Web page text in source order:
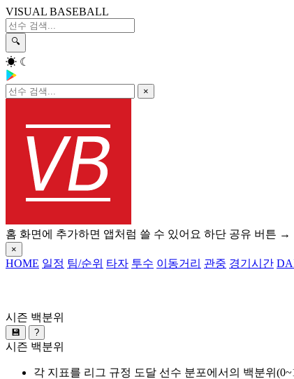
VISUAL BASEBALL
🔍
☀ ☾
×
홈 화면에 추가하면 앱처럼 쓸 수 있어요 하단 공유 버튼 →
×
HOME 일정 팀/순위 타자 투수 이동거리 관중 경기시간
시즌 백분위
💾 ?
시즌 백분위
각 지표를 리그 규정 도달 선수 분포에서의 백분위